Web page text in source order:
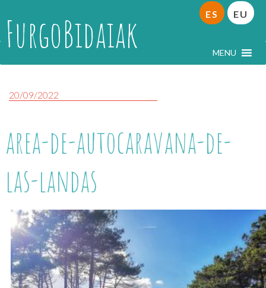
FurgoBidaiak MENU
ES EU
20/09/2022
area-de-autocaravana-de-
las-landas